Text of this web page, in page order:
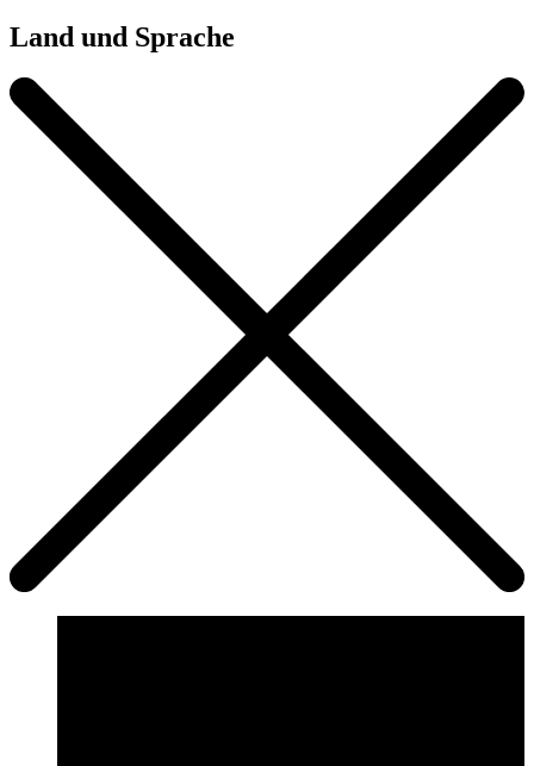
Land und Sprache